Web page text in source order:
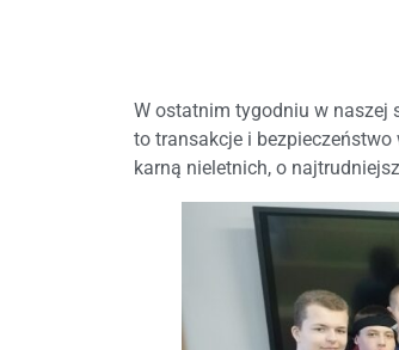
W ostatnim tygodniu w naszej
to transakcje i
karną nieletnich, o